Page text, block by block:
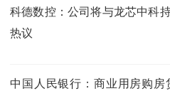
科德数控：公司将与龙芯中科
热议
中国人民银行：商业用房购